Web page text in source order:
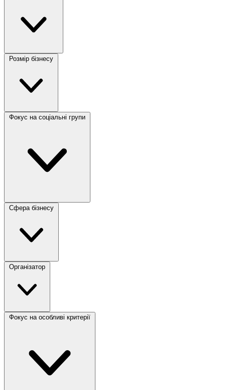
Розмір бізнесу
Фокус на соціальні групи
Сфера бізнесу
Організатор
Фокус на особливі критерії